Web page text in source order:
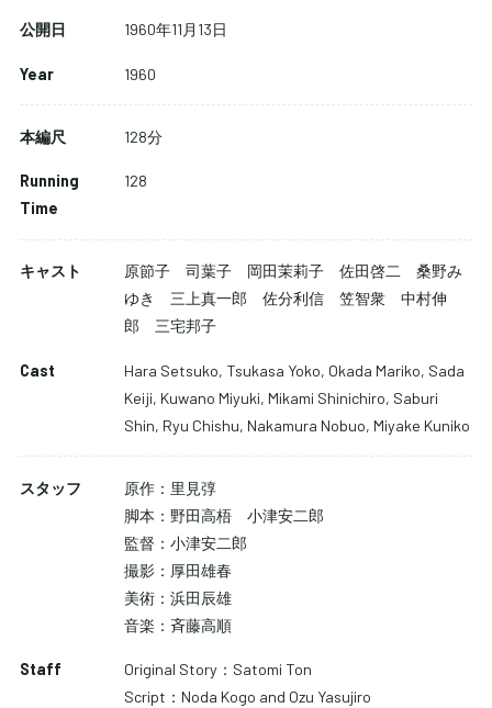
配信で視聴する
DVDを購入する
Blu-rayを購入する
DVD-BOXを購入する
公開日 1960年11月13日
Year 1960
本編尺 128分
Running
Time
128
キャスト
原節子 司葉子 岡田茉莉子 佐田啓二 桑野み
ゆき 三上真一郎 佐分利信 笠智衆 中村伸
郎 三宅邦子
Cast
Hara Setsuko, Tsukasa Yoko, Okada Mariko, Sada
Keiji, Kuwano Miyuki, Mikami Shinichiro, Saburi
Shin, Ryu Chishu, Nakamura Nobuo, Miyake Kuniko
スタッフ
原作：里見弴
脚本：野田高梧 小津安二郎
監督：小津安二郎
撮影：厚田雄春
美術：浜田辰雄
音楽：斉藤高順
Staff
Original Story：Satomi Ton
Script：Noda Kogo and Ozu Yasujiro